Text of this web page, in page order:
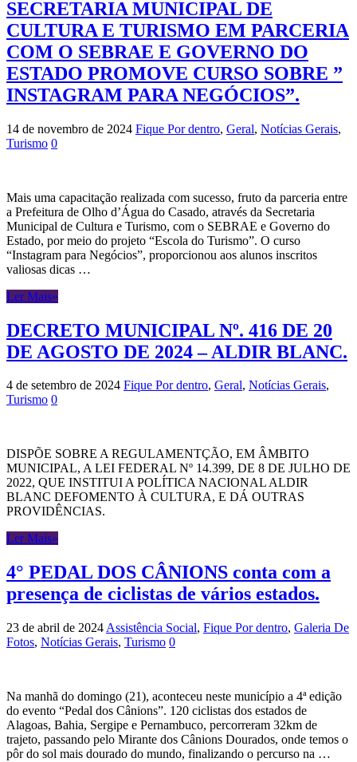
SECRETARIA MUNICIPAL DE
CULTURA E TURISMO EM PARCERIA
COM O SEBRAE E GOVERNO DO
ESTADO PROMOVE CURSO SOBRE ”
INSTAGRAM PARA NEGÓCIOS”.
14 de novembro de 2024 Fique Por dentro, Geral, Notícias Gerais,
Turismo 0
Mais uma capacitação realizada com sucesso, fruto da parceria entre
a Prefeitura de Olho d’Água do Casado, através da Secretaria
Municipal de Cultura e Turismo, com o SEBRAE e Governo do
Estado, por meio do projeto “Escola do Turismo”. O curso
“Instagram para Negócios”, proporcionou aos alunos inscritos
valiosas dicas …
Ler Mais»
DECRETO MUNICIPAL Nº. 416 DE 20
DE AGOSTO DE 2024 – ALDIR BLANC.
4 de setembro de 2024 Fique Por dentro, Geral, Notícias Gerais,
Turismo 0
DISPÕE SOBRE A REGULAMENTÇÃO, EM ÂMBITO
MUNICIPAL, A LEI FEDERAL Nº 14.399, DE 8 DE JULHO DE
2022, QUE INSTITUI A POLÍTICA NACIONAL ALDIR
BLANC DEFOMENTO À CULTURA, E DÁ OUTRAS
PROVIDÊNCIAS.
Ler Mais»
4° PEDAL DOS CÂNIONS conta com a
presença de ciclistas de vários estados.
23 de abril de 2024 Assistência Social, Fique Por dentro, Galeria De
Fotos, Notícias Gerais, Turismo 0
Na manhã do domingo (21), aconteceu neste município a 4ª edição
do evento “Pedal dos Cânions”. 120 ciclistas dos estados de
Alagoas, Bahia, Sergipe e Pernambuco, percorreram 32km de
trajeto, passando pelo Mirante dos Cânions Dourados, onde temos o
pôr do sol mais dourado do mundo, finalizando o percurso na …